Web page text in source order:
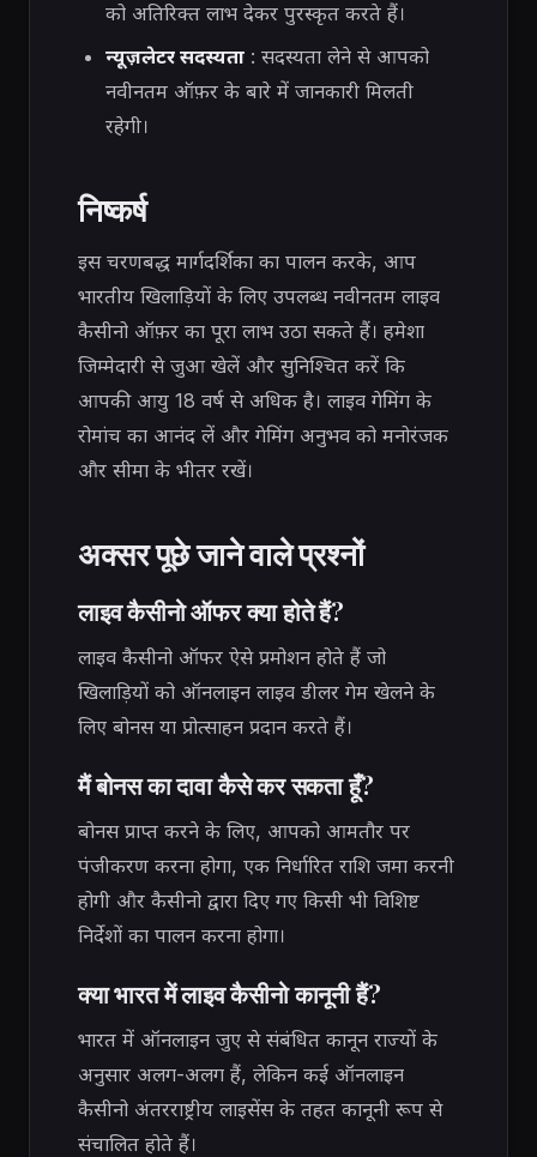
को अतिरिक्त लाभ देकर पुरस्कृत करते हैं।
न्यूज़लेटर सदस्यता: सदस्यता लेने से आपको
नवीनतम ऑफ़र के बारे में जानकारी मिलती
रहेगी।
निष्कर्ष
इस चरणबद्ध मार्गदर्शिका का पालन करके, आप
भारतीय खिलाड़ियों के लिए उपलब्ध नवीनतम लाइव
कैसीनो ऑफ़र का पूरा लाभ उठा सकते हैं। हमेशा
जिम्मेदारी से जुआ खेलें और सुनिश्चित करें कि
आपकी आयु 18 वर्ष से अधिक है। लाइव गेमिंग के
रोमांच का आनंद लें और गेमिंग अनुभव को मनोरंजक
और सीमा के भीतर रखें।
अक्सर पूछे जाने वाले प्रश्नों
लाइव कैसीनो ऑफर क्या होते हैं?
लाइव कैसीनो ऑफर ऐसे प्रमोशन होते हैं जो
खिलाड़ियों को ऑनलाइन लाइव डीलर गेम खेलने के
लिए बोनस या प्रोत्साहन प्रदान करते हैं।
मैं बोनस का दावा कैसे कर सकता हूँ?
बोनस प्राप्त करने के लिए, आपको आमतौर पर
पंजीकरण करना होगा, एक निर्धारित राशि जमा करनी
होगी और कैसीनो द्वारा दिए गए किसी भी विशिष्ट
निर्देशों का पालन करना होगा।
क्या भारत में लाइव कैसीनो कानूनी हैं?
भारत में ऑनलाइन जुए से संबंधित कानून राज्यों के
अनुसार अलग-अलग हैं, लेकिन कई ऑनलाइन
कैसीनो अंतरराष्ट्रीय लाइसेंस के तहत कानूनी रूप से
संचालित होते हैं।